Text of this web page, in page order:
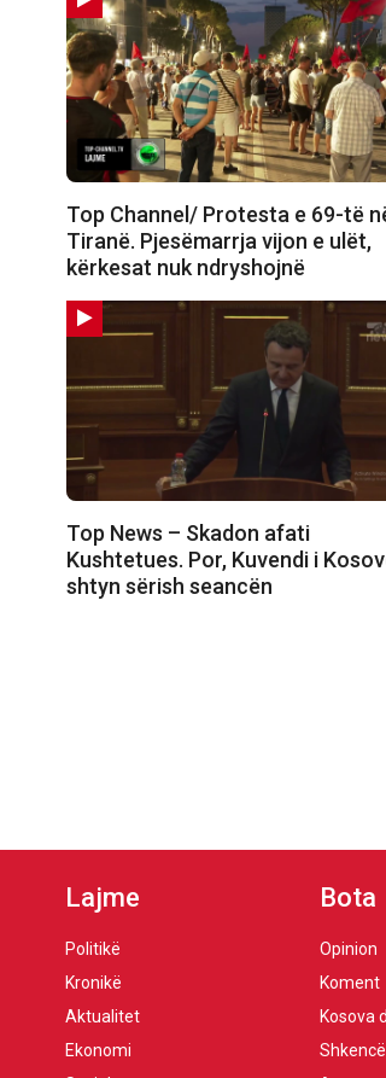
Top Channel/ Protesta e 69-të
Tiranë. Pjesëmarrja vijon e ulët,
kërkesat nuk ndryshojnë
Top News – Skadon afati
Kushtetues. Por, Kuvendi i
shtyn sërish seancën
Lajme
Politikë
Kronikë
Aktualitet
Ekonomi
Bota
Opinion
Koment
Kosova